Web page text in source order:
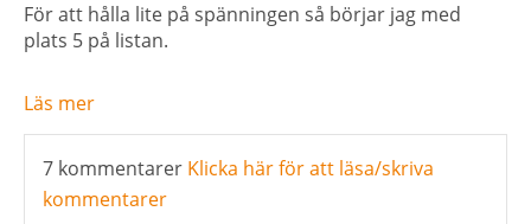
För att hålla lite på spänningen så börjar jag med
plats 5 på listan.
Läs mer
7 kommentarer Klicka här för att läsa/skriva
kommentarer